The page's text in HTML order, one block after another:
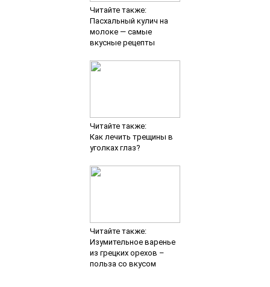
Читайте также:
Пасхальный кулич на
молоке — самые
вкусные рецепты
Читайте также:
Как лечить трещины в
уголках глаз?
Читайте также:
Изумительное варенье
из грецких орехов –
польза со вкусом